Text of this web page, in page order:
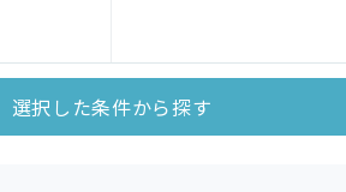
選択した条件から探す